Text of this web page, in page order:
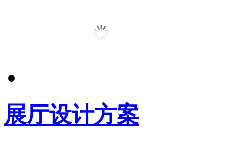
展厅设计方案